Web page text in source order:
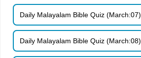
Daily Malayalam Bible Quiz (March:07)
Daily Malayalam Bible Quiz (March:08)